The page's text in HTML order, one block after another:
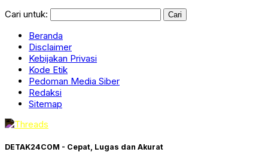
Cari untuk:
Beranda
Disclaimer
Kebijakan Privasi
Kode Etik
Pedoman Media Siber
Redaksi
Sitemap
DETAK24COM - Cepat, Lugas dan Akurat